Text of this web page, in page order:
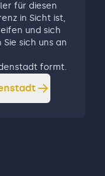
für diesen
in Sicht ist,
und sich
sich uns an
formt.